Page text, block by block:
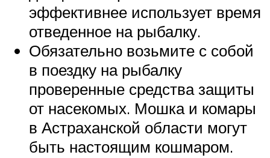
эффективнее использует время
отведенное на рыбалку.
Обязательно возьмите с собой
в поездку на рыбалку
проверенные средства защиты
от насекомых. Мошка и комары
в Астраханской области могут
быть настоящим кошмаром.